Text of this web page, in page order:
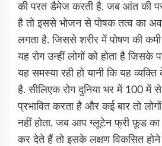
की परत डैमेज करती है. जब आंत की
है तो इससे भोजन से पोषक तत्व का
लगता है. जिससे शरीर में पोषण की
यह रोग उन्हीं लोगों को होता है जिसके
यह समस्या रही हो यानी कि यह
है. सीलिएक रोग दुनिया भर में 100 में
प्रभावित करता है और कई बार तो
नहीं होता. जब आप ग्लूटेन फ्री फूड
कर देते हैं तो इसके लक्षण विकसित